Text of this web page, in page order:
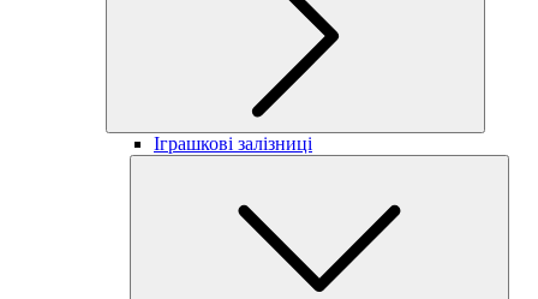
Іграшкові залізниці